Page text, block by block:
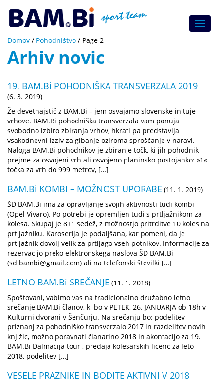
Domov / Pohodništvo / Page 2
Arhiv novic
19. BAM.Bi POHODNIŠKA TRANSVERZALA 2019
(6. 3. 2019)
Že devetnajstič z BAM.Bi – jem osvajamo slovenske in tuje
vrhove. BAM.Bi pohodniška transverzala vam ponuja
svobodno izbiro zbiranja vrhov, hkrati pa predstavlja
vsakodnevni izziv za gibanje oziroma sproščanje v naravi.
Naloga BAM.Bi pohodnikov je zbiranje točk, ki jih pohodnik
prejme za osvojeni vrh ali osvojeno planinsko postojanko: »1«
točka za vrh do 999 metrov, […]
BAM.Bi KOMBI – MOŽNOST UPORABE (11. 1. 2019)
ŠD BAM.Bi ima za opravljanje svojih aktivnosti tudi kombi
(Opel Vivaro). Po potrebi je opremljen tudi s prtljažnikom za
kolesa. Skupaj je 8+1 sedež, z možnostjo pritrditve 10 koles na
prtljažniku. Karoserija je podaljšana, kar pomeni, da je
prtljažnik dovolj velik za prtljago vseh potnikov. Informacije za
rezervacijo preko elektronskega naslova ŠD BAM.Bi
(sd.bambi@gmail.com) ali na telefonski številki […]
LETNO BAM.Bi SREČANJE (11. 1. 2018)
Spoštovani, vabimo vas na tradicionalno družabno letno
srečanje BAM.Bi članov, ki bo v PETEK, 26. JANUARJA ob 18h v
Kulturni dvorani v Šenčurju. Na srečanju bo: podelitev
priznanj za pohodniško transverzalo 2017 in razdelitev novih
knjižic, možno poravnati članarino 2018 in akontacijo za 19.
BAM.Bi Dalmacija tour , predaja kolesarskih licenc za leto
2018, podelitev […]
VESELE PRAZNIKE IN BODITE AKTIVNI V 2018